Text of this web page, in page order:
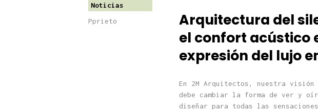
Noticias
Pprieto
Arquitectura del
el confort acústico
expresión del lujo
En 2M Arquitectos, nuestra
debe cambiar la forma de ver y
diseñar para todas las